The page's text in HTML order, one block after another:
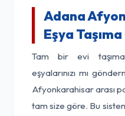
Adana
Eşya
Tam bir evi
eşyalarınızı mı
Afyonkarahisar arası
tam size göre. Bu